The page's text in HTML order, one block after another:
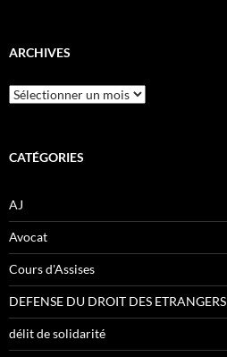
ARCHIVES
Archives
CATÉGORIES
AJ
Avocat
Cours d'Assises
DEFENSE DU DROIT DES ETRANGERS
délit de solidarité